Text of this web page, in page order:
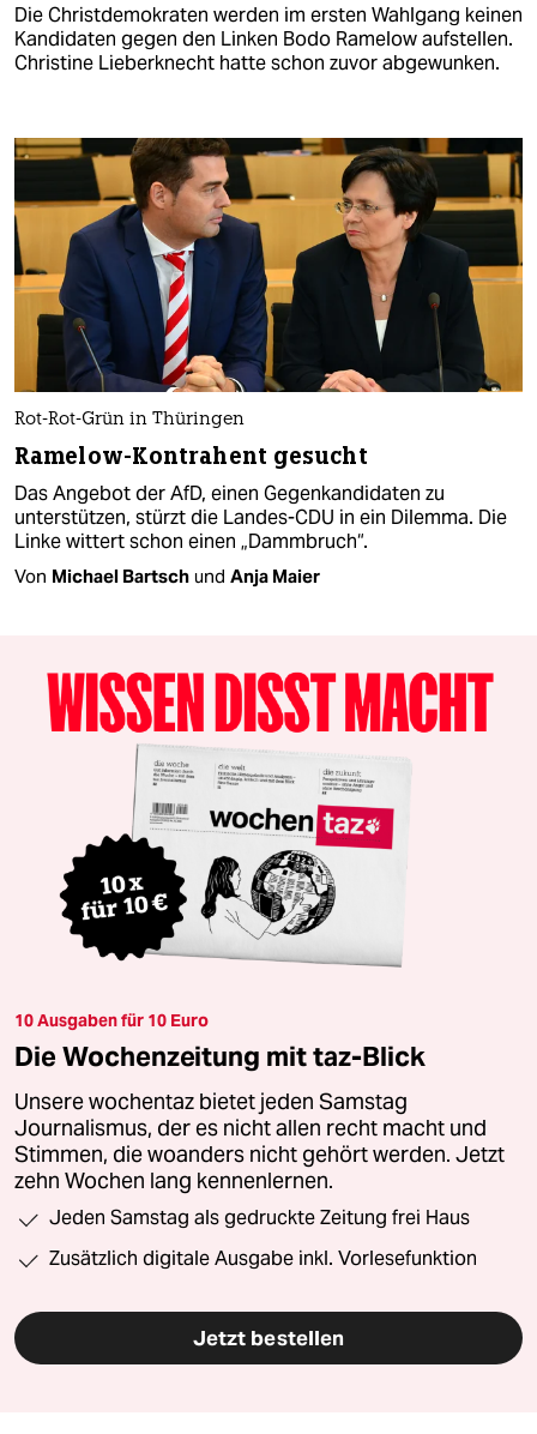
Die Christdemokraten werden im ersten Wahlgang keinen
Kandidaten gegen den Linken Bodo Ramelow aufstellen.
Christine Lieberknecht hatte schon zuvor abgewunken.
Rot-Rot-Grün in Thüringen
Ramelow-Kontrahent gesucht
Das Angebot der AfD, einen Gegenkandidaten zu
unterstützen, stürzt die Landes-CDU in ein Dilemma. Die
Linke wittert schon einen „Dammbruch“.
Von Michael Bartsch und Anja Maier
10 Ausgaben für 10 Euro
Die Wochenzeitung mit taz-Blick
Unsere wochentaz bietet jeden Samstag
Journalismus, der es nicht allen recht macht und
Stimmen, die woanders nicht gehört werden. Jetzt
zehn Wochen lang kennenlernen.
Jeden Samstag als gedruckte Zeitung frei Haus
Zusätzlich digitale Ausgabe inkl. Vorlesefunktion
Jetzt bestellen